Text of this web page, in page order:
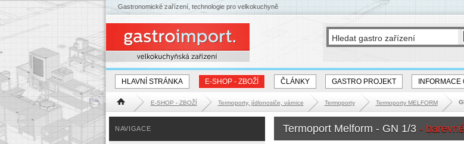
HLAVNÍ STRÁNKA E-SHOP - ZBOŽÍ ČLÁNKY GASTRO PROJEKT
Hlavní stránka E-SHOP - ZBOŽÍ Termoporty, jídlonosiče, várnice Termoporty Termoporty MELFORM
Termoport Melform - GN 1/3 -
NAVIGACE
Gastronomické zařízení, technologie pro velkokuchyně